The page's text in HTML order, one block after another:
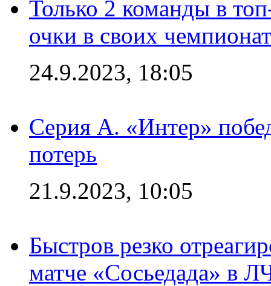
Только 2 команды в
очки в своих
24.9.2023, 18:05
Серия А. «Интер»
потерь
21.9.2023, 10:05
Быстров резко
матче «Сосьедада» в